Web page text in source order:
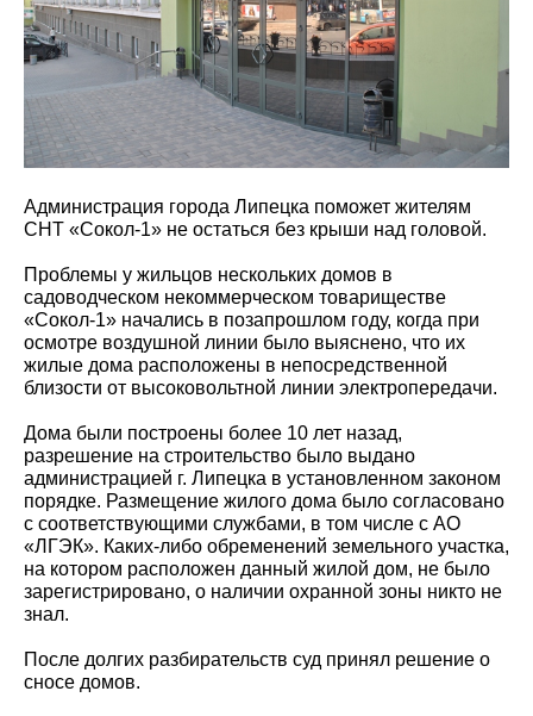
Администрация города Липецка поможет жителям
СНТ «Сокол-1» не остаться без крыши над головой.
Проблемы у жильцов нескольких домов в
садоводческом некоммерческом товариществе
«Сокол-1» начались в позапрошлом году, когда при
осмотре воздушной линии было выяснено, что их
жилые дома расположены в непосредственной
близости от высоковольтной линии электропередачи.
Дома были построены более 10 лет назад,
разрешение на строительство было выдано
администрацией г. Липецка в установленном законом
порядке. Размещение жилого дома было согласовано
с соответствующими службами, в том числе с АО
«ЛГЭК». Каких-либо обременений земельного участка,
на котором расположен данный жилой дом, не было
зарегистрировано, о наличии охранной зоны никто не
знал.
После долгих разбирательств суд принял решение о
сносе домов.